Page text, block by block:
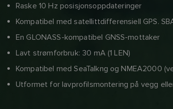
Raske 10 Hz posisjonsoppdateringer
Kompatibel med satellittdifferensiell GPS.
En GLONASS-kompatibel GNSS-mottaker
Lavt strømforbruk: 30 mA (1 LEN)
Kompatibel med SeaTalkng og NMEA2000
Utformet for lavprofilsmontering på vegg